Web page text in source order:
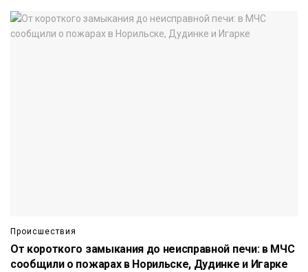
Происшествия
От короткого замыкания до неисправной печи: в МЧС
сообщили о пожарах в Норильске, Дудинке и Игарке